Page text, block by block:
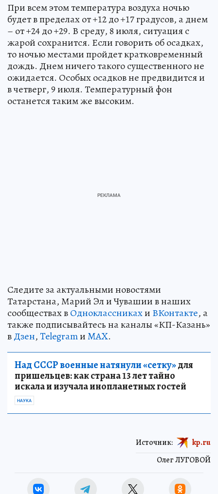
При всем этом температура воздуха ночью
будет в пределах от +12 до +17 градусов, а днем
– от +24 до +29. В среду, 8 июля, ситуация с
жарой сохранится. Если говорить об осадках,
то ночью местами пройдет кратковременный
дождь. Днем ничего такого существенного не
ожидается. Особых осадков не предвидится и
в четверг, 9 июля. Температурный фон
останется таким же высоким.
Следите за актуальными новостями
Татарстана, Марий Эл и Чувашии в наших
сообществах вОдноклассникахи ВКонтакте, а
также подписывайтесь на каналы «КП-Казань»
вДзен,TelegramиMAX.
Над СССР военные натянули «сетку»для
пришельцев: как страна 13 лет тайно
искала и изучала инопланетных гостей
НАУКА
Олег ЛУГОВОЙ
Источник: kp.ru